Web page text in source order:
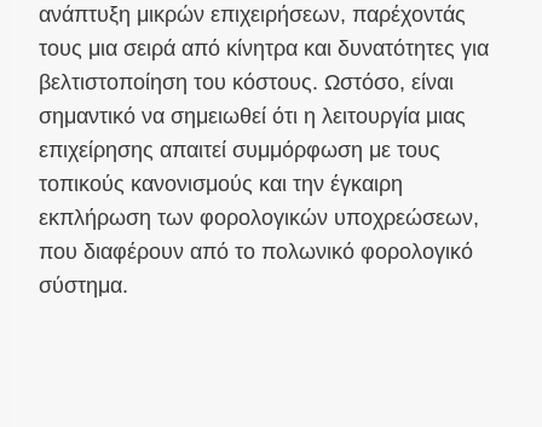
ανάπτυξη μικρών επιχειρήσεων, παρέχοντάς
τους μια σειρά από κίνητρα και δυνατότητες για
βελτιστοποίηση του κόστους. Ωστόσο, είναι
σημαντικό να σημειωθεί ότι η λειτουργία μιας
επιχείρησης απαιτεί συμμόρφωση με τους
τοπικούς κανονισμούς και την έγκαιρη
εκπλήρωση των φορολογικών υποχρεώσεων,
που διαφέρουν από το πολωνικό φορολογικό
σύστημα.